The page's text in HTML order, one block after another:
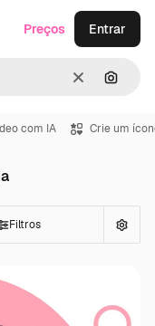
Limpar
Preços Entrar
com IA Crie um
Filtros